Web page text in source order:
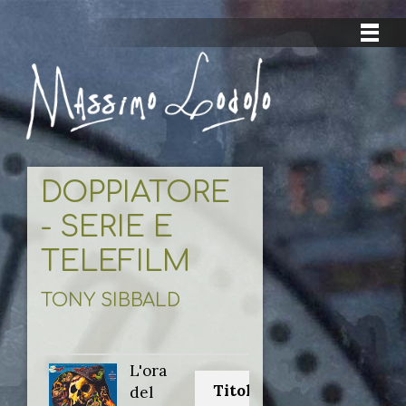
DOPPIATORE
- SERIE E
TELEFILM
TONY SIBBALD
L'ora
del
Titolo originale: